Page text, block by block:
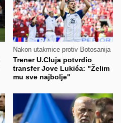
Nakon utakmice protiv Botosanija
Trener U.Cluja potvrdio
transfer Jove Lukića: "Želim
mu sve najbolje"